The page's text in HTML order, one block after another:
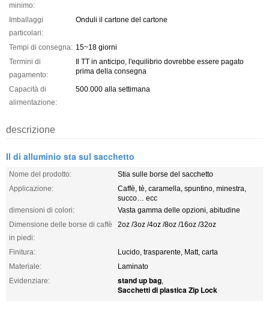
minimo:
Imballaggi
particolari:
Onduli il cartone del cartone
Tempi di consegna: 15~18 giorni
Termini di
pagamento:
Il TT in anticipo, l'equilibrio dovrebbe essere pagato
prima della consegna
Capacità di
alimentazione:
500.000 alla settimana
descrizione
Il di alluminio sta sul sacchetto
Nome del prodotto:
Stia sulle borse del sacchetto
Applicazione:
Caffè, tè, caramella, spuntino, minestra,
succo… ecc
dimensioni di colori:
Vasta gamma delle opzioni, abitudine
Dimensione delle borse di caffè
in piedi:
2oz /3oz /4oz /8oz /16oz /32oz
Finitura:
Lucido, trasparente, Matt, carta
Materiale:
Laminato
Evidenziare:
stand up bag,
Sacchetti di plastica Zip Lock